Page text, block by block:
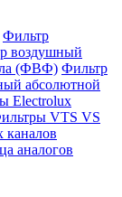
Фильтр
воздушный
(ФВФ) Фильтр
абсолютной
Electrolux
VTS VS
каналов
аналогов